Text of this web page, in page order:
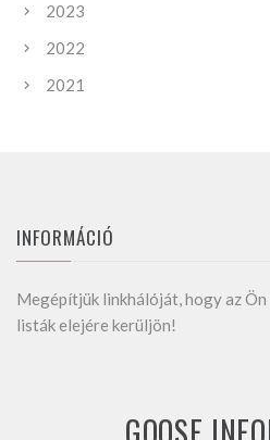
2023
2022
2021
INFORMÁCIÓ
Megépítjük linkhálóját, hogy az
listák elejére kerüljön!